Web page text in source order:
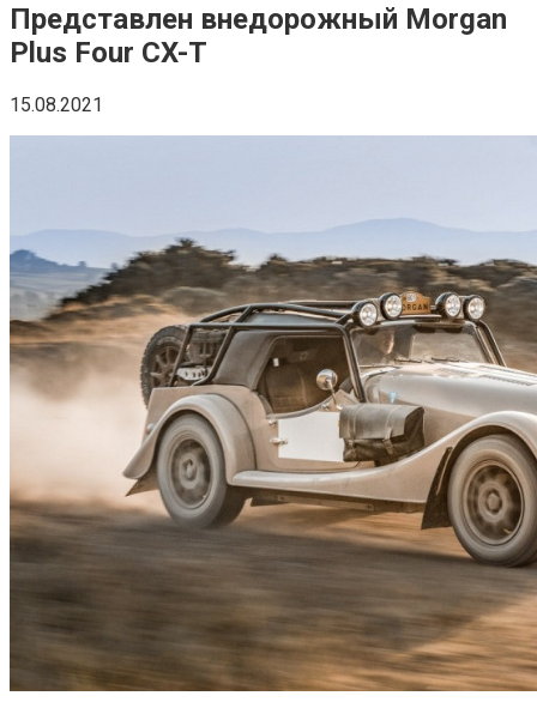
Представлен внедорожный Morgan
Plus Four CX-T
15.08.2021